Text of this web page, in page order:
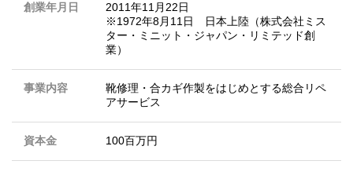
創業年月日
2011年11月22日
※1972年8月11日 日本上陸（株式会社ミス
ター・ミニット・ジャパン・リミテッド創
業）
事業内容
靴修理・合カギ作製をはじめとする総合リペ
アサービス
資本金 100百万円